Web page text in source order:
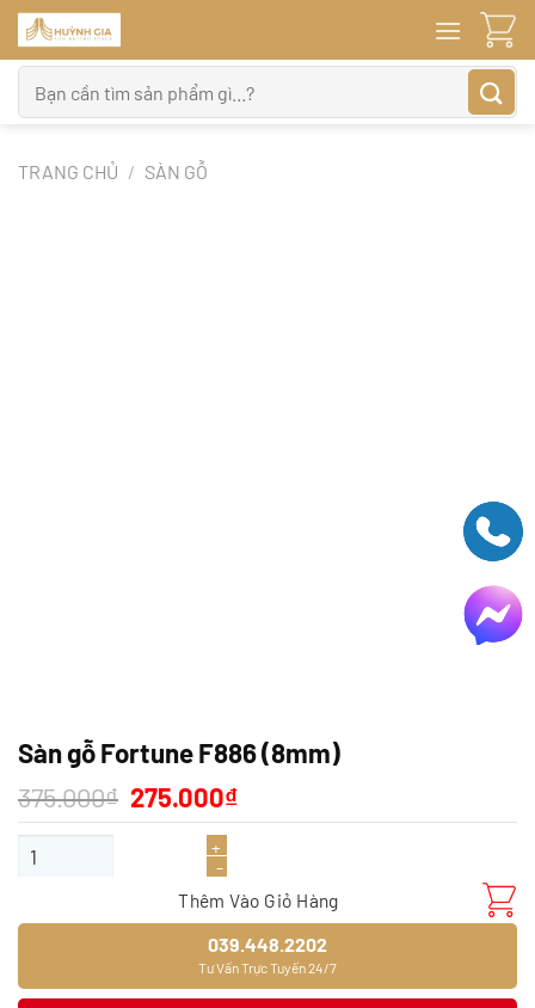
Bỏ
qua
nội
dung
kiếm:
TRANG CHỦ / SÀN GỖ
Sàn gỗ Fortune F886 (8mm)
375.000₫ Giá
gốc
là:
275.000₫Giá
hiện
tại
Sàn gỗ Fortune F886 (8mm) số lượng
Thêm Vào Giỏ Hàng
039.448.2202
Tư Vấn Trực Tuyến 24/7